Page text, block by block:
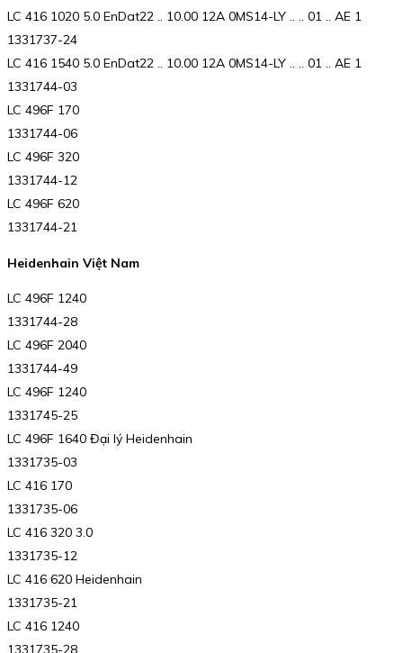
LC 416 1020 5.0 EnDat22 .. 10.00 12A 0MS14-LY .. .. 01 .. AE 1
1331737-24
LC 416 1540 5.0 EnDat22 .. 10.00 12A 0MS14-LY .. .. 01 .. AE 1
1331744-03
LC 496F 170
1331744-06
LC 496F 320
1331744-12
LC 496F 620
1331744-21
Heidenhain Việt Nam
LC 496F 1240
1331744-28
LC 496F 2040
1331744-49
LC 496F 1240
1331745-25
LC 496F 1640 Đại lý Heidenhain
1331735-03
LC 416 170
1331735-06
LC 416 320 3.0
1331735-12
LC 416 620 Heidenhain
1331735-21
LC 416 1240